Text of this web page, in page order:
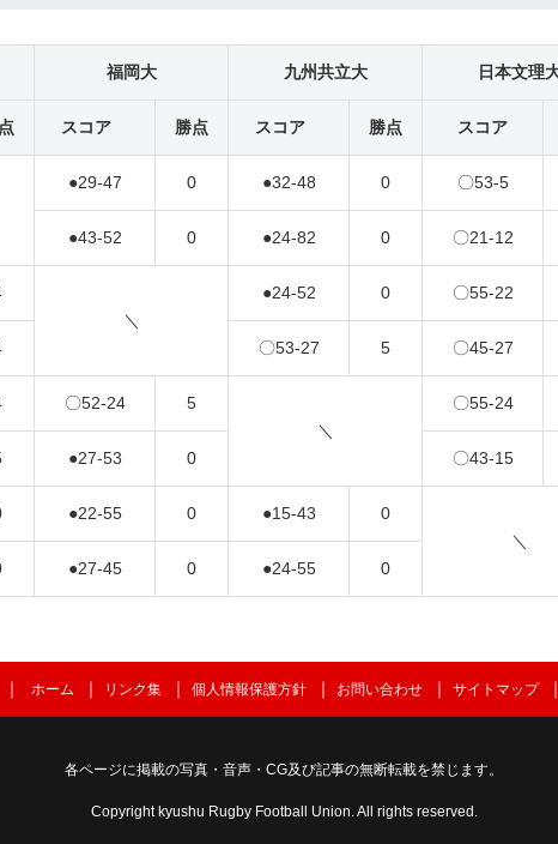
福岡大 九州共立大
日本文理
スコア 勝点 スコア 勝点 スコア
●29-47 0 ●32-48 0 〇53-5
●43-52 0 ●24-82 0 〇21-12
＼
●24-52 0 〇55-22
〇53-27 5 〇45-27
〇52-24
5
＼
〇55-24
●27-53 0 〇43-15
●22-55 0 ●15-43
0
＼
●27-45 0 ●24-55 0
ホーム リンク集 個人情報保護方針 お問い合わせ サイトマップ
各ページに掲載の写真・音声・CG及び記事の無断転載を禁じます。
Copyright kyushu Rugby Football Union. All rights reserved.